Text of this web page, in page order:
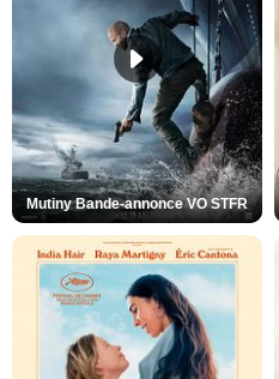
Mutiny Bande-annonce VO STFR